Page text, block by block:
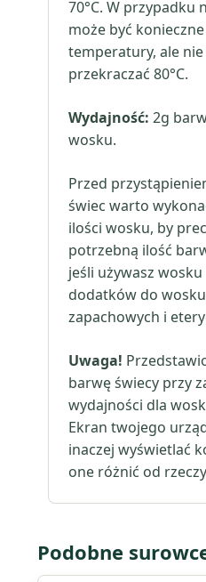
70°C. W przypadku
może być
temperatury, ale
przekraczać 80°C.
Wydajność: 2g
wosku.
Przed
świec warto
ilości wosku, by
potrzebną ilość
jeśli używasz
dodatków do
zapachowych i
Uwaga!
barwę świecy przy
wydajności dla
Ekran twojego
inaczej wyświetlać
one różnić od
Podobne